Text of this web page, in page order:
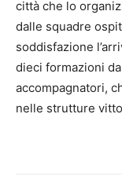
città che lo
dalle squadre
soddisfazione
dieci formazioni
accompagnatori,
nelle strutture